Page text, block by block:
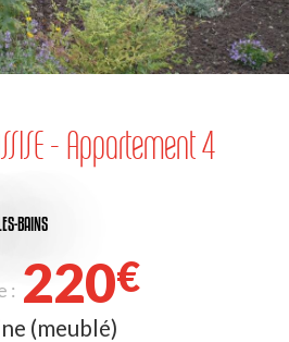
- Appartement 4
BAINS
: 220€
(meublé)